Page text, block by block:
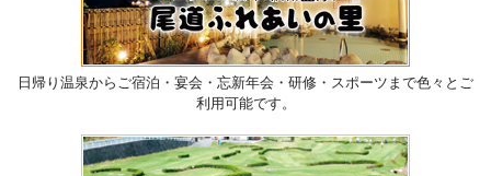
日帰り温泉からご宿泊・宴会・忘新年会・研修・スポーツまで色々とご
利用可能です。